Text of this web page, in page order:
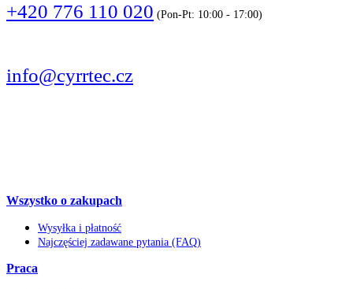
+420 776 110 020 (Pon-Pt: 10:00 - 17:00)
info@cyrrtec.cz
Wszystko o zakupach
Wysyłka i płatność
Najczęściej zadawane pytania (FAQ)
Praca